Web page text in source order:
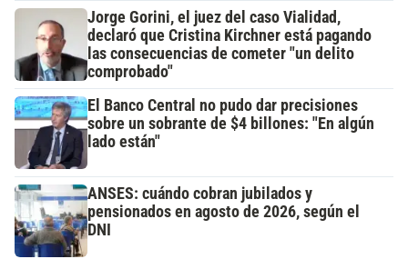
Jorge Gorini, el juez del caso Vialidad,
declaró que Cristina Kirchner está pagando
las consecuencias de cometer "un delito
comprobado"
El Banco Central no pudo dar precisiones
sobre un sobrante de $4 billones: "En algún
lado están"
ANSES: cuándo cobran jubilados y
pensionados en agosto de 2026, según el
DNI